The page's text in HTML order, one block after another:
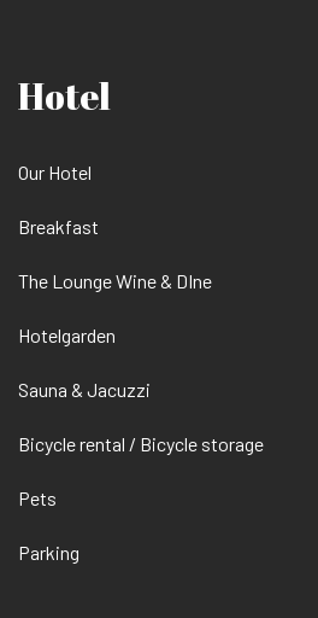
Hotel
Our Hotel
Breakfast
The Lounge Wine & DIne
Hotelgarden
Sauna & Jacuzzi
Bicycle rental / Bicycle storage
Pets
Parking